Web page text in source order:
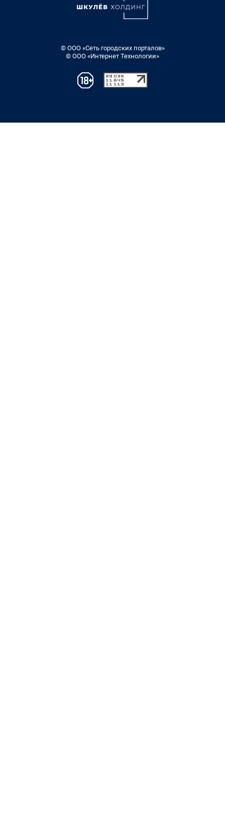
© ООО «Сеть городских порталов»
© ООО «Интернет Технологии»